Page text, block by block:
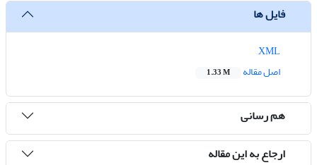
فایل ها
اصل مقاله
1.33 M
هم رسانی
ارجاع به این مقاله